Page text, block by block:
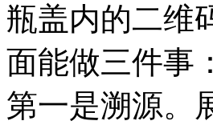
瓶盖内的二维
面能做三件事：
第一是溯源。